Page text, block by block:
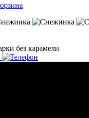
без карамели